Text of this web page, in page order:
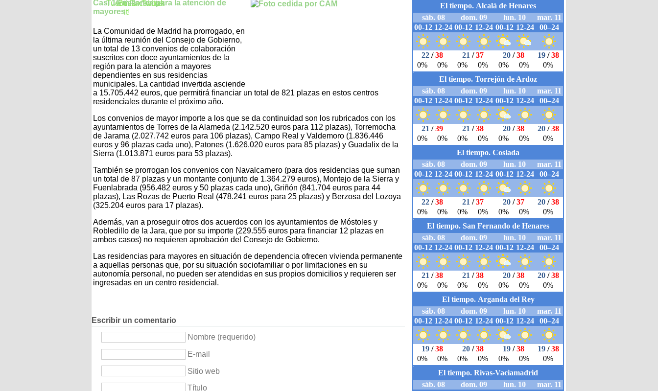
Casi 16 millones para la atención de
mayores
La Comunidad de Madrid ha prorrogado, en
la última reunión del Consejo de Gobierno,
un total de 13 convenios de colaboración
suscritos con doce ayuntamientos de la
región para la atención a mayores
dependientes en sus residencias
municipales. La cantidad invertida asciende
a 15.705.442 euros, que permitirá financiar un total de 821 plazas en estos centros
residenciales durante el próximo año.
Los convenios de mayor importe a los que se da continuidad son los rubricados con los
ayuntamientos de Torres de la Alameda (2.142.520 euros para 112 plazas), Torremocha
de Jarama (2.027.742 euros para 106 plazas), Campo Real y Valdemoro (1.836.446
euros y 96 plazas cada uno), Patones (1.626.020 euros para 85 plazas) y Guadalix de la
Sierra (1.013.871 euros para 53 plazas).
También se prorrogan los convenios con Navalcarnero (para dos residencias que suman
un total de 87 plazas y un montante conjunto de 1.364.279 euros), Montejo de la Sierra y
Fuenlabrada (956.482 euros y 50 plazas cada uno), Griñón (841.704 euros para 44
plazas), Las Rozas de Puerto Real (478.241 euros para 25 plazas) y Berzosa del Lozoya
(325.204 euros para 17 plazas).
Además, van a proseguir otros dos acuerdos con los ayuntamientos de Móstoles y
Robledillo de la Jara, que por su importe (229.555 euros para financiar 12 plazas en
ambos casos) no requieren aprobación del Consejo de Gobierno.
Las residencias para mayores en situación de dependencia ofrecen vivienda permanente
a aquellas personas que, por su situación sociofamiliar o por limitaciones en su
autonomía personal, no pueden ser atendidas en sus propios domicilios y requieren ser
ingresadas en un centro residencial.
Escribir un comentario
Nombre (requerido)
E-mail
Sitio web
Título